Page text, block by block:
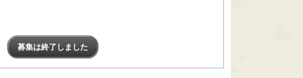
募集は終了しました